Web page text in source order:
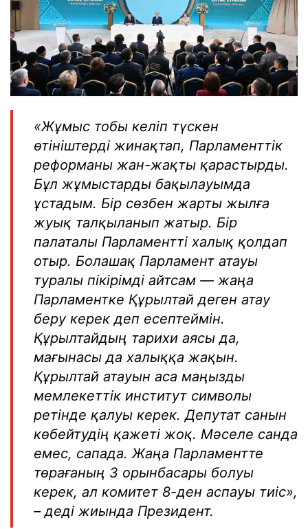
«Жұмыс тобы келіп түскен
өтініштерді жинақтап, Парламенттік
реформаны жан-жақты қарастырды.
Бұл жұмыстарды бақылауымда
ұстадым. Бір сөзбен жарты жылға
жуық талқыланып жатыр. Бір
палаталы Парламентті халық қолдап
отыр. Болашақ Парламент атауы
туралы пікірімді айтсам — жаңа
Парламентке Құрылтай деген атау
беру керек деп есептеймін.
Құрылтайдың тарихи аясы да,
мағынасы да халыққа жақын.
Құрылтай атауын аса маңызды
мемлекеттік институт символы
ретінде қалуы керек. Депутат санын
көбейтудің қажеті жоқ. Мәселе санда
емес, сапада. Жаңа Парламентте
төрағаның 3 орынбасары болуы
керек, ал комитет 8-ден аспауы тиіс»,
– деді жиында Президент.